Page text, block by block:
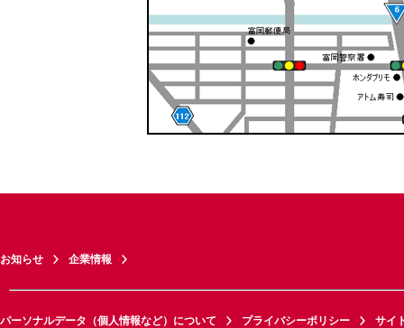
お知らせ 企業情報
パーソナルデータ（個人情報など）について プライバシーポリシー
サイ